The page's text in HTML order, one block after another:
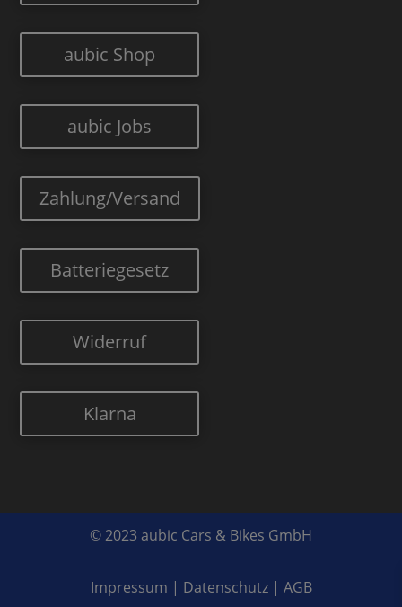
aubic Shop
aubic Jobs
Zahlung/Versand
Batteriegesetz
Widerruf
Klarna
© 2023 aubic Cars & Bikes GmbH
Impressum | Datenschutz| AGB